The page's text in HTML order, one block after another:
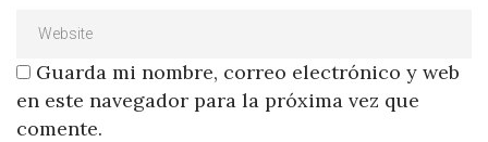
Guarda mi nombre, correo electrónico y web
en este navegador para la próxima vez que
comente.